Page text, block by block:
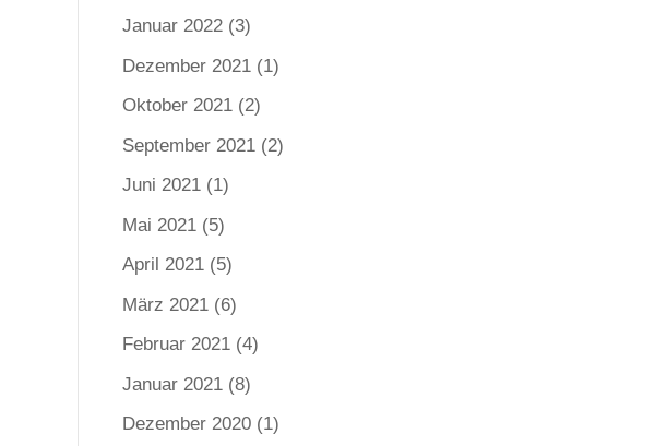
Januar 2022(3)
Dezember 2021(1)
Oktober 2021(2)
September 2021(2)
Juni 2021(1)
Mai 2021(5)
April 2021(5)
März 2021(6)
Februar 2021(4)
Januar 2021(8)
Dezember 2020(1)